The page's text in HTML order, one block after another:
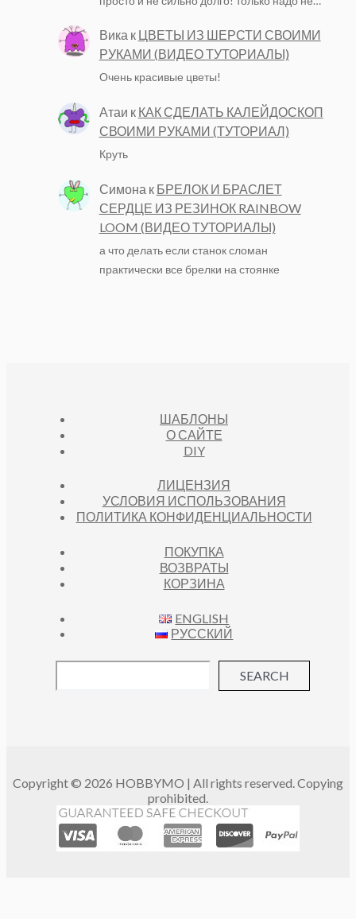
Вика к ЦВЕТЫ ИЗ ШЕРСТИ СВОИМИ
РУКАМИ (ВИДЕО ТУТОРИАЛЫ)
Очень красивые цветы!
Атаи к КАК СДЕЛАТЬ КАЛЕЙДОСКОП
СВОИМИ РУКАМИ (ТУТОРИАЛ)
Круть
Симона к БРЕЛОК И БРАСЛЕТ
СЕРДЦЕ ИЗ РЕЗИНОК RAINBOW
LOOM (ВИДЕО ТУТОРИАЛЫ)
а что делать если станок сломан
практически все брелки на стоянке
ШАБЛОНЫ
О САЙТЕ
DIY
ЛИЦЕНЗИЯ
УСЛОВИЯ ИСПОЛЬЗОВАНИЯ
ПОЛИТИКА КОНФИДЕНЦИАЛЬНОСТИ
ПОКУПКА
ВОЗВРАТЫ
КОРЗИНА
ENGLISH
РУССКИЙ
SEARCH
Copyright © 2026 HOBBYMO | All rights reserved. Copying
prohibited.